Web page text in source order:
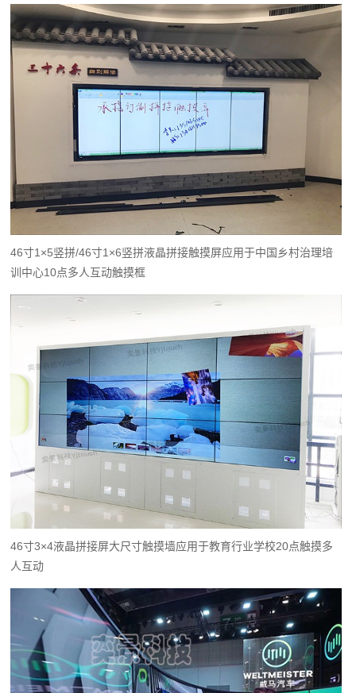
46寸1×5竖拼/46寸1×6竖拼液晶拼接触摸屏应用于中国乡村治理培
训中心10点多人互动触摸框
46寸3×4液晶拼接屏大尺寸触摸墙应用于教育行业学校20点触摸多
人互动